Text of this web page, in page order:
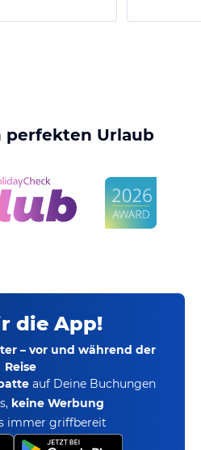
perfekten Urlaub
die App!
– vor und während der
Reise
auf Deine Buchungen
keine Werbung
immer griffbereit